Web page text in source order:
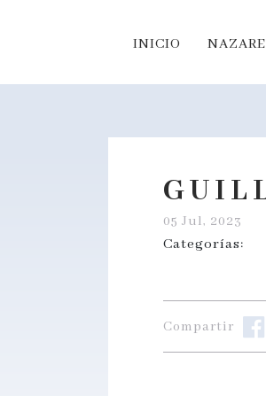
INICIO
05 Jul, 2023
Categorías:
Compartir